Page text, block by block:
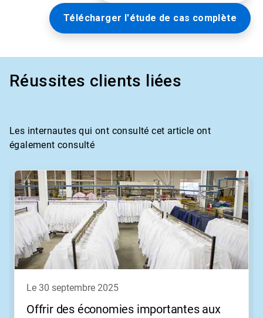
Télécharger l'étude de cas complète
Réussites clients liées
Les internautes qui ont consulté cet article ont
également consulté
le 30 septembre 2025
Offrir des économies importantes aux